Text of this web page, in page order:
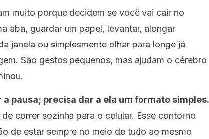
muito porque decidem se você vai cair no
aba, guardar um papel, levantar, alongar
janela ou simplesmente olhar para longe já
São gestos pequenos, mas ajudam o cérebro
pausa; precisa dar a ela um formato simples.
correr sozinha para o celular. Esse contorno
de estar sempre no meio de tudo ao mesmo